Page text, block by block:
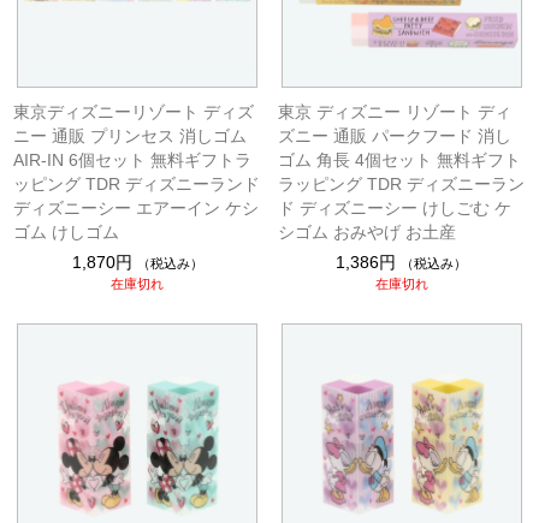
東京ディズニーリゾート ディズ
ニー 通販 プリンセス 消しゴム
AIR-IN 6個セット 無料ギフトラ
ッピング TDR ディズニーランド
ディズニーシー エアーイン ケシ
ゴム けしゴム
1,870円
（税込み）
在庫切れ
東京 ディズニー リゾート ディ
ズニー 通販 パークフード 消し
ゴム 角長 4個セット 無料ギフト
ラッピング TDR ディズニーラン
ド ディズニーシー けしごむ ケ
シゴム おみやげ お土産
1,386円
（税込み）
在庫切れ